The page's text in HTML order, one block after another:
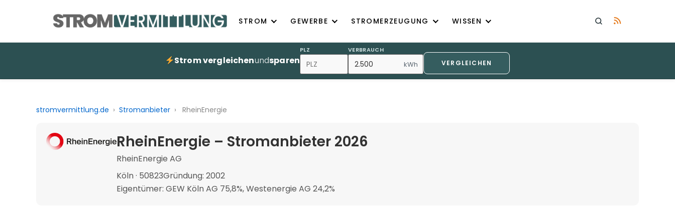
STROM GEWERBE STROMERZEUGUNG WISSEN
Strom vergleichenundsparen
PLZ VERBRAUCH
kWh VERGLEICHEN
stromvermittlung.de › Stromanbieter › RheinEnergie
RheinEnergie – Stromanbieter 2026
RheinEnergie AG
Köln · 50823Gründung: 2002
Eigentümer: GEW Köln AG 75,8%, Westenergie AG 24,2%